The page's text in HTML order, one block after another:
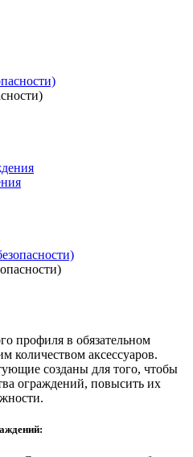
профиля в обязательном
количеством аксессуаров.
созданы для того, чтобы
ограждений, повысить их